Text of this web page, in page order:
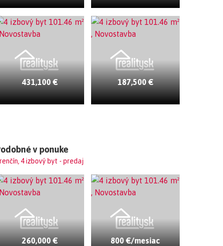
431,100 € 187,500 €
v ponuke
4 izbový byt - predaj
260,000 € 800 €/mesiac